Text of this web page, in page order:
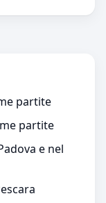
partite
partite
e nel